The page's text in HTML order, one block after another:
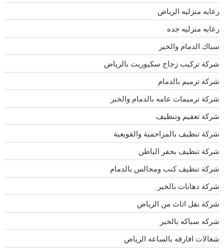
رعايه منزليه الرياض
رعايه منزليه جده
سباك الدمام والخبر
شركة تركيب زجاج سكيوريت بالرياض
شركة ترميم بالدمام
شركة ترميمات عامه بالدمام والخبر
شركة تعقيم وتنظيف
شركة تنظيف بالمزاحمية والقويعية
شركة تنظيف بحفر الباطن
شركة تنظيف كنب ومجالس بالدمام
شركة دهانات بالخبر
شركة نقل اثاث من الرياض
شركه سباكه بالخبر
شغالات افارقه بالساعه الرياض